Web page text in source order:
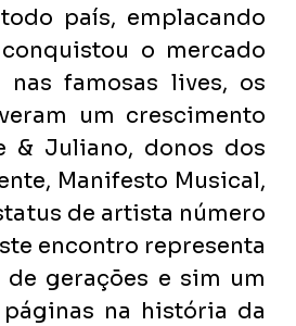
país, emplacando
o mercado
famosas lives, os
um crescimento
& Juliano, donos dos
Manifesto Musical,
de artista número
encontro representa
gerações e sim um
na história da